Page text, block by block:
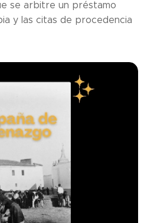
se arbitre un préstamo
y las citas de procedencia